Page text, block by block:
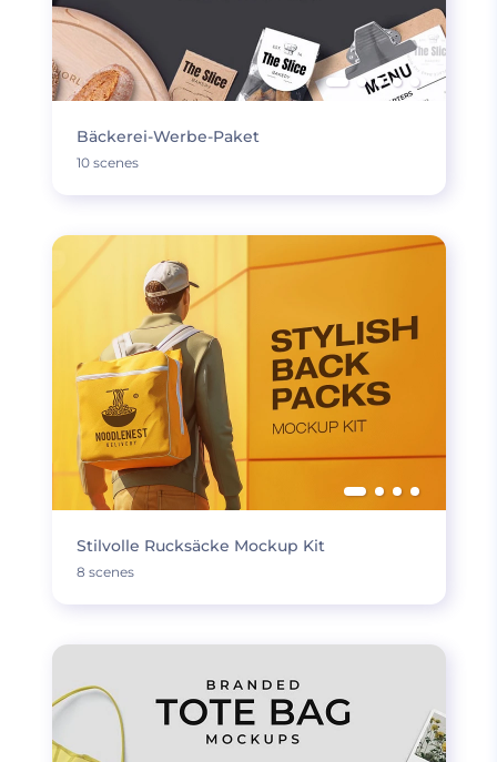
Bäckerei-Werbe-Paket
10 scenes
Stilvolle Rucksäcke Mockup Kit
8 scenes